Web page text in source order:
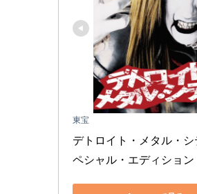
東宝
デトロイト・メタル・シ
ペシャル・エディション